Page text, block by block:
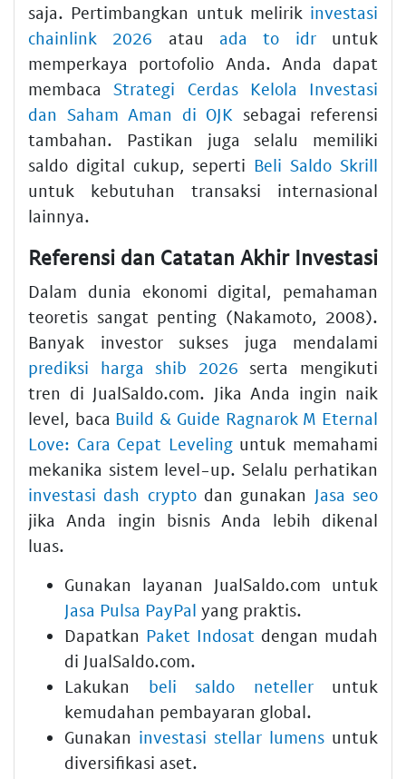
saja. Pertimbangkan untuk melirik investasi
chainlink 2026 atau ada to idruntuk
memperkaya portofolio Anda. Anda dapat
membacaStrategi Cerdas Kelola Investasi
dan Saham Aman di OJK sebagai referensi
tambahan. Pastikan juga selalu memiliki
saldo digital cukup, seperti Beli Saldo Skrill
untuk kebutuhan transaksi internasional
lainnya.
Referensi dan Catatan Akhir Investasi
Dalam dunia ekonomi digital, pemahaman
teoretis sangat penting (Nakamoto, 2008).
Banyak investor sukses juga mendalami
prediksi harga shib 2026 serta mengikuti
tren di JualSaldo.com. Jika Anda ingin naik
level, baca Build & Guide Ragnarok M Eternal
Love: Cara Cepat Levelinguntuk memahami
mekanika sistem level-up. Selalu perhatikan
investasi dash cryptodan gunakan Jasa seo
jika Anda ingin bisnis Anda lebih dikenal
luas.
Gunakan layanan JualSaldo.com untuk
Jasa Pulsa PayPal yang praktis.
Dapatkan Paket Indosat dengan mudah
di JualSaldo.com.
Lakukan beli saldo netelleruntuk
kemudahan pembayaran global.
Gunakan investasi stellar lumens untuk
diversifikasi aset.